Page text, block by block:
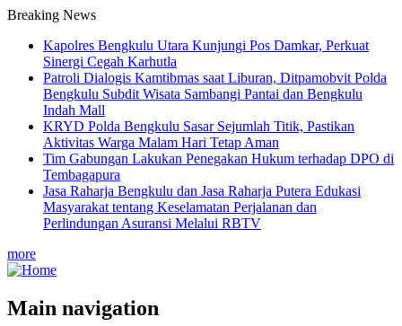
Breaking News
Kapolres Bengkulu Utara Kunjungi Pos Damkar, Perkuat
Sinergi Cegah Karhutla
Patroli Dialogis Kamtibmas saat Liburan, Ditpamobvit Polda
Bengkulu Subdit Wisata Sambangi Pantai dan Bengkulu
Indah Mall
KRYD Polda Bengkulu Sasar Sejumlah Titik, Pastikan
Aktivitas Warga Malam Hari Tetap Aman
Tim Gabungan Lakukan Penegakan Hukum terhadap DPO di
Tembagapura
Jasa Raharja Bengkulu dan Jasa Raharja Putera Edukasi
Masyarakat tentang Keselamatan Perjalanan dan
Perlindungan Asuransi Melalui RBTV
more
Main navigation